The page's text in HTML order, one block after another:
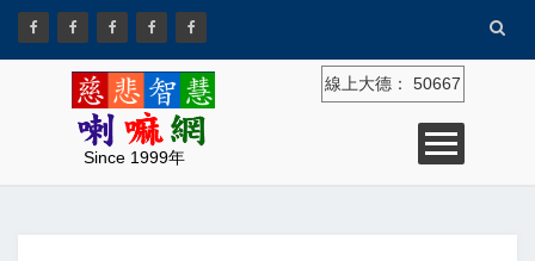
Since 1999年
線上大德： 50667